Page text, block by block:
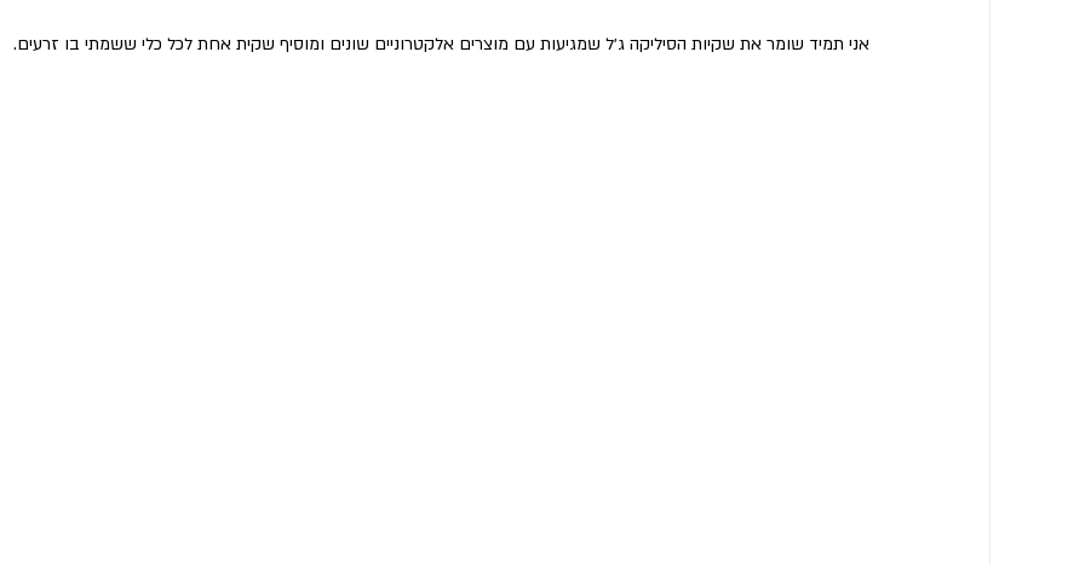
אני תמיד שומר את שקיות הסיליקה ג׳ל שמגיעות עם מוצרים אלקטרוניים שונים ומוסיף שקית אחת לכל כלי ששמתי בו זרעים.